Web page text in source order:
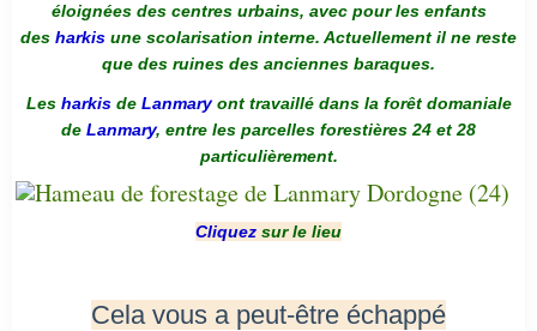
éloignées des centres urbains, avec pour les enfants
des harkis une scolarisation interne. Actuellement il ne reste
que des ruines des anciennes baraques.
Les harkis de Lanmaryont travaillé dans la forêt domaniale
de Lanmary, entre les parcelles forestières 24 et 28
particulièrement.
Cliquez sur le lieu
Cela vous a peut-être échappé